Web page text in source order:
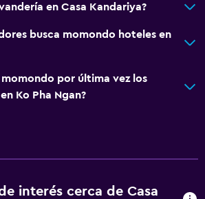
en Casa Kandariya?
busca momondo hoteles en
por última vez los
Ko Pha Ngan?
interés cerca de Casa